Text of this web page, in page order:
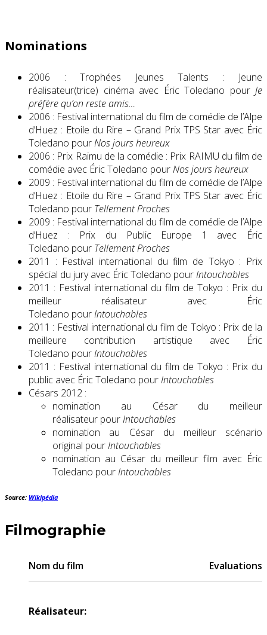
Nominations
2006 : Trophées Jeunes Talents : Jeune
réalisateur(trice) cinéma avec Éric Toledano pour Je
préfère qu’on reste amis…
2006 : Festival international du film de comédie de l’Alpe
d’Huez : Etoile du Rire – Grand Prix TPS Star avec Éric
Toledano pourNos jours heureux
2006 : Prix Raimu de la comédie : Prix RAIMU du film de
comédie avec Éric Toledano pourNos jours heureux
2009 : Festival international du film de comédie de l’Alpe
d’Huez : Etoile du Rire – Grand Prix TPS Star avec Éric
Toledano pour Tellement Proches
2009 : Festival international du film de comédie de l’Alpe
d’Huez : Prix du Public Europe 1 avec Éric
Toledano pour Tellement Proches
2011 : Festival international du film de Tokyo : Prix
spécial du jury avec Éric Toledano pourIntouchables
2011 : Festival international du film de Tokyo : Prix du
meilleur réalisateur avec Éric
Toledano pourIntouchables
2011 : Festival international du film de Tokyo : Prix de la
meilleure contribution artistique avec Éric
Toledano pourIntouchables
2011 : Festival international du film de Tokyo : Prix du
public avec Éric Toledano pourIntouchables
Césars 2012 :
nomination au César du meilleur
réalisateur pourIntouchables
nomination au César du meilleur scénario
original pourIntouchables
nomination au César du meilleur film avec Éric
Toledano pourIntouchables
Source: Wikipédia
Filmographie
Nom du film Evaluations
Réalisateur: